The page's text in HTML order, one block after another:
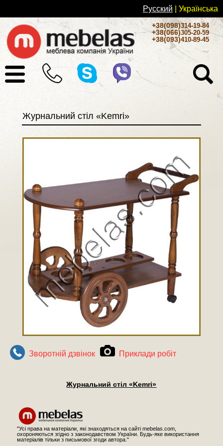
Русский | Українськa
+38(098)314-19-84
+38(066)305-20-59
+38(093)410-89-45
Журнальний стіл «Kemri»
Зворотнiй дзвiнок Приклади робiт
Журнальний стіл «Kemri»
"Усі права на матеріали, які знаходяться на сайті mebelas.com,
охороняються згідно з законодавством України. Будь-яке використання
матеріалів тільки з письмової згоди автора."